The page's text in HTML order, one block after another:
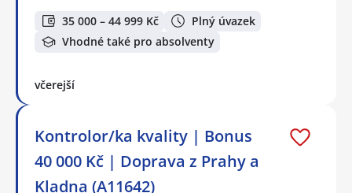
35 000 – 44 999 Kč
Plný úvazek
Vhodné také pro absolventy
včerejší
Kontrolor/ka kvality | Bonus
40 000 Kč | Doprava z Prahy a
Kladna (A11642)